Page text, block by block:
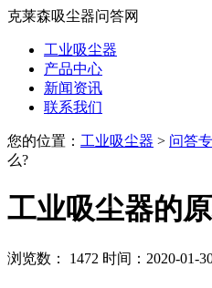
克莱森吸尘器问答网
工业吸尘器
产品中心
新闻资讯
联系我们
您的位置： 工业吸尘器 > 问答
么?
工业吸尘器的
浏览数： 1472 时间：2020-01-